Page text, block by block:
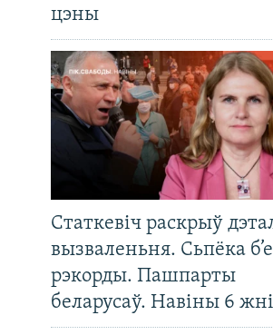
цэны
Статкевіч раскрыў
вызваленьня. Сьпёка б’е
рэкорды. Пашпарты
беларусаў. Навіны 6